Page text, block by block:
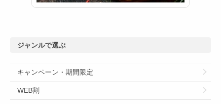
ジャンルで選ぶ
キャンペーン・期間限定
WEB割